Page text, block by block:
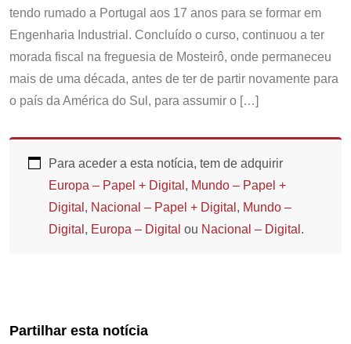
tendo rumado a Portugal aos 17 anos para se formar em
Engenharia Industrial. Concluído o curso, continuou a ter
morada fiscal na freguesia de Mosteirô, onde permaneceu
mais de uma década, antes de ter de partir novamente para
o país da América do Sul, para assumir o […]
Para aceder a esta notícia, tem de adquirir
Europa – Papel + Digital , Mundo – Papel +
Digital , Nacional – Papel + Digital , Mundo –
Digital , Europa – Digital ou Nacional – Digital .
Partilhar esta notícia